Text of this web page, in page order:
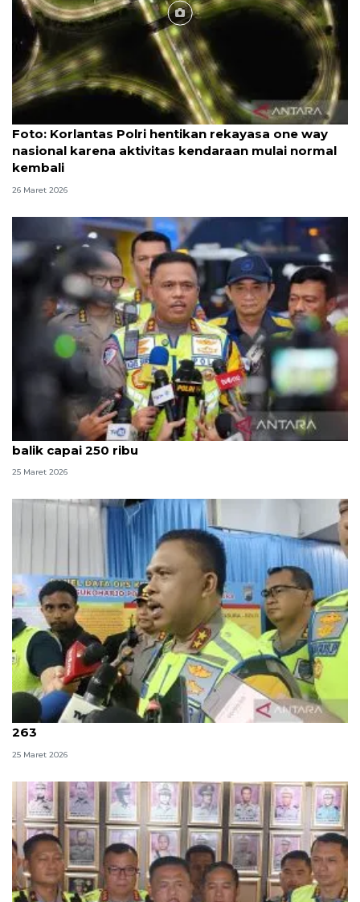
Foto: Korlantas Polri hentikan rekayasa one way
nasional karena aktivitas kendaraan mulai normal
kembali
26 Maret 2026
Kakorlantas: Volume kendaraan saat puncak arus
balik capai 250 ribu
25 Maret 2026
Korlantas Polri hentikan one way pada KM 414--KM
263
25 Maret 2026